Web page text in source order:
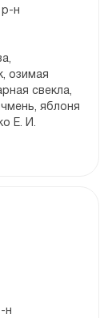
р-н
озимая
свекла,
яблоня
Е. И.
н